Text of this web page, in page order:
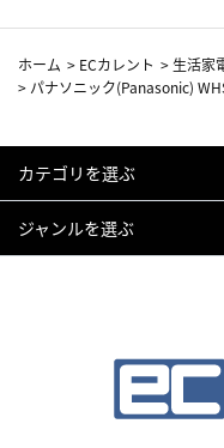
ホーム > ECカレント > 生活家
> パナソニック(Panasonic)
カテゴリを選ぶ
ジャンルを選ぶ